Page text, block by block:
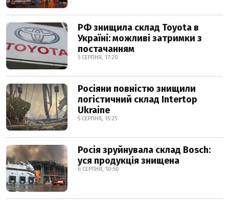
РФ знищила склад Toyota в
Україні: можливі затримки з
постачанням
5 СЕРПНЯ, 17:20
Росіяни повністю знищили
логістичний склад Intertop
Ukraine
5 СЕРПНЯ, 15:25
Росія зруйнувала склад Bosch:
уся продукція знищена
6 СЕРПНЯ, 10:50